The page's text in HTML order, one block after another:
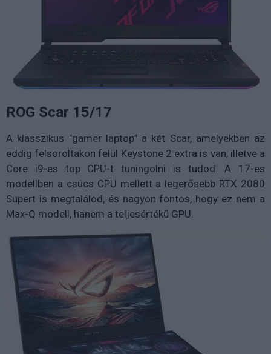
ROG Scar 15/17
A klasszikus "gamer laptop" a két Scar, amelyekben az
eddig felsoroltakon felül Keystone 2 extra is van, illetve a
Core i9-es top CPU-t tuningolni is tudod. A 17-es
modellben a csúcs CPU mellett a legerősebb RTX 2080
Supert is megtalálod, és nagyon fontos, hogy ez nem a
Max-Q modell, hanem a teljesértékű GPU.